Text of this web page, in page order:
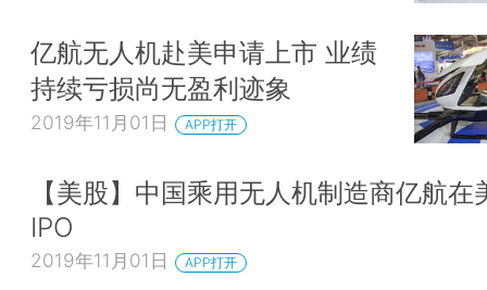
亿航无人机赴美申请上市 业绩
持续亏损尚无盈利迹象
2019年11月01日 APP打开
【美股】中国乘用无人机制造商亿航在
IPO
2019年11月01日 APP打开